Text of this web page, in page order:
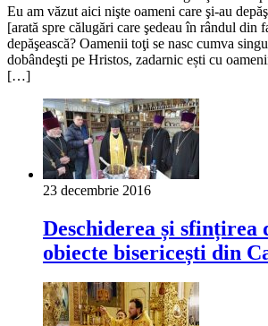
Eu am văzut aici nişte oameni care şi-au
[arată spre călugări care şedeau în rândul din
depăşească? Oamenii toţi se nasc cumva
dobândeşti pe Hristos, zadarnic ești cu
[…]
23 decembrie 2016
Deschiderea și sfințirea
obiecte bisericești din